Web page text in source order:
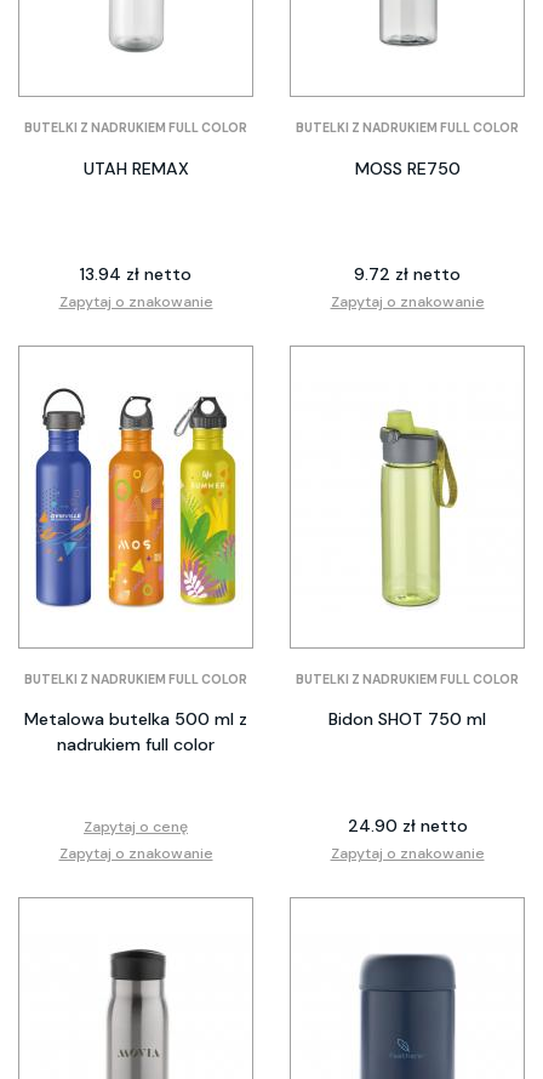
BUTELKI Z NADRUKIEM FULL COLOR
UTAH REMAX
13.94 zł netto
Zapytaj o znakowanie
BUTELKI Z NADRUKIEM FULL COLOR
MOSS RE750
9.72 zł netto
Zapytaj o znakowanie
BUTELKI Z NADRUKIEM FULL COLOR
Metalowa butelka 500 ml z
nadrukiem full color
Zapytaj o cenę
Zapytaj o znakowanie
BUTELKI Z NADRUKIEM FULL COLOR
Bidon SHOT 750 ml
24.90 zł netto
Zapytaj o znakowanie